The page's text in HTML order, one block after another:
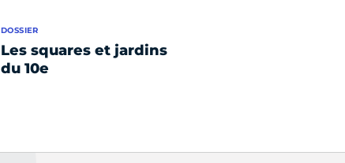
Les squares et jardins
du 10e
DOSSIER